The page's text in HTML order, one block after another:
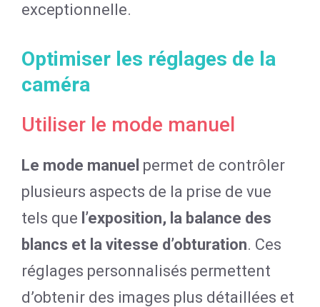
exceptionnelle.
Optimiser les réglages de la
caméra
Utiliser le mode manuel
Le mode manuel permet de contrôler
plusieurs aspects de la prise de vue
tels que l’exposition, la balance des
blancs et la vitesse d’obturation. Ces
réglages personnalisés permettent
d’obtenir des images plus détaillées et